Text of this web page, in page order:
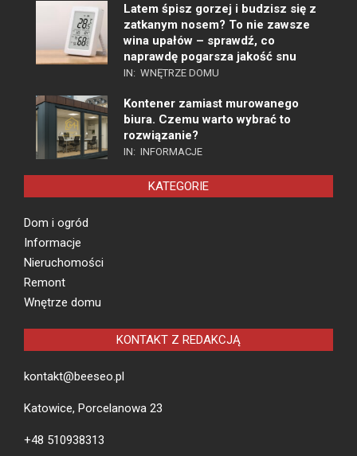
Latem śpisz gorzej i budzisz się z
zatkanym nosem? To nie zawsze
wina upałów – sprawdź, co
naprawdę pogarsza jakość snu
IN: WNĘTRZE DOMU
Kontener zamiast murowanego
biura. Czemu warto wybrać to
rozwiązanie?
IN: INFORMACJE
KATEGORIE
Dom i ogród
Informacje
Nieruchomości
Remont
Wnętrze domu
KONTAKT Z REDAKCJĄ
kontakt@beeseo.pl
Katowice, Porcelanowa 23
+48 510938313